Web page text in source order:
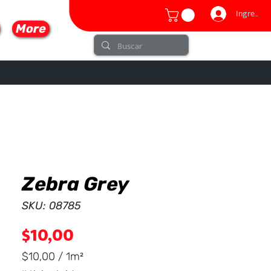
More
Ingresar
Zebra Grey
SKU: 08785
$10,00
$10,00 / 1m²